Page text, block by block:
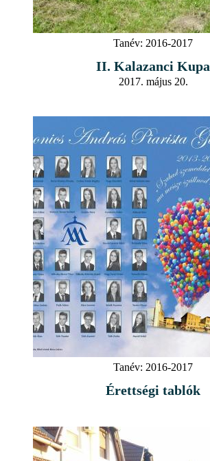
Tanév: 2016-2017
II. Kalazanci Kupa
2017. május 20.
Tanév: 2016-2017
Érettségi tablók